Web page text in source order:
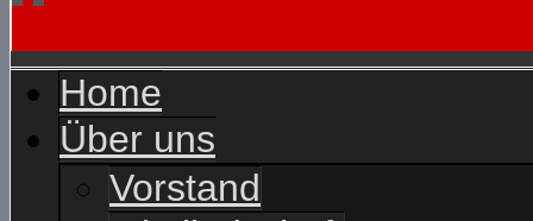
Home
Über uns
Vorstand